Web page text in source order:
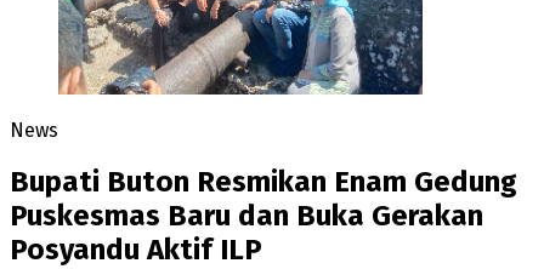
News
Bupati Buton Resmikan Enam Gedung
Puskesmas Baru dan Buka Gerakan
Posyandu Aktif ILP